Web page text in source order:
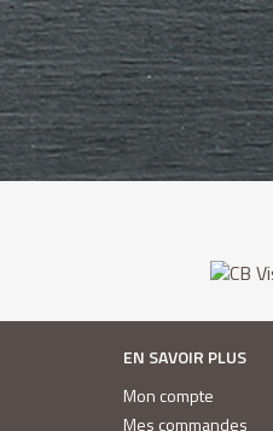
EN SAVOIR PLUS
Mon compte
Mes commandes